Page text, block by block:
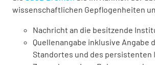
wissenschaftlichen Gepflogenheiten
Nachricht an die besitzende
Quellenangabe inklusive Angabe
Standortes und des persistenten